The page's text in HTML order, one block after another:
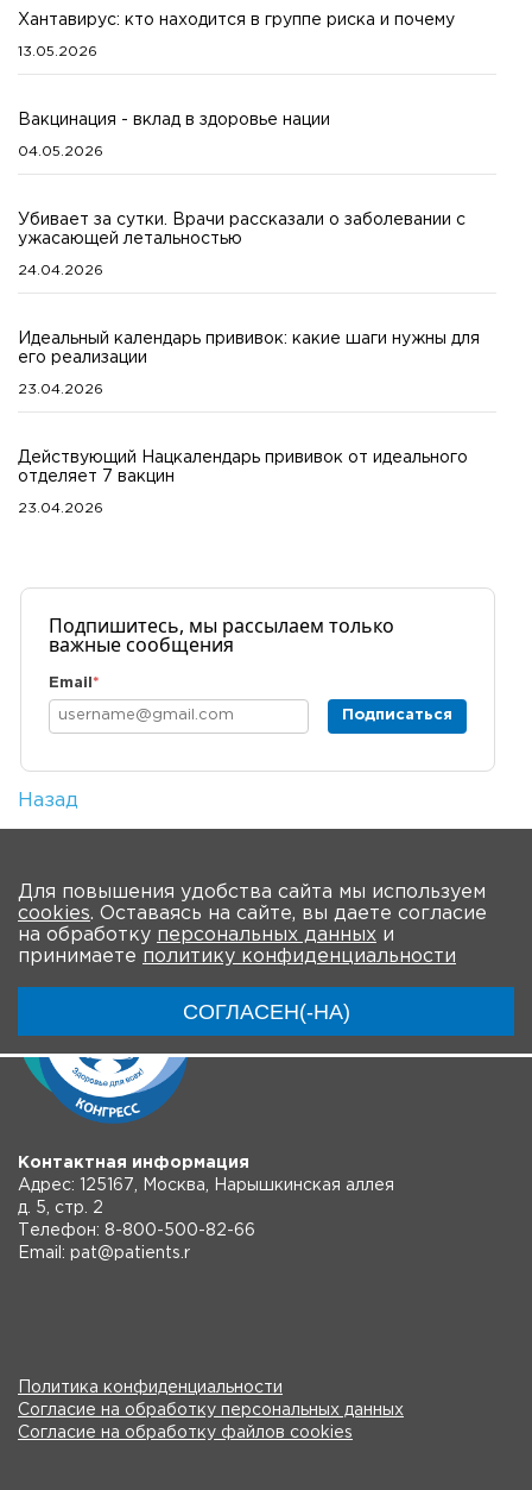
Хантавирус: кто находится в группе риска и почему
13.05.2026
Вакцинация - вклад в здоровье нации
04.05.2026
Убивает за сутки. Врачи рассказали о заболевании с
ужасающей летальностью
24.04.2026
Идеальный календарь прививок: какие шаги нужны для
его реализации
23.04.2026
Действующий Нацкалендарь прививок от идеального
отделяет 7 вакцин
23.04.2026
Подпишитесь, мы рассылаем только
важные сообщения
Email *
Подписаться
Назад
Для повышения удобства сайта мы используем
cookies. Оставаясь на сайте, вы даете согласие
на обработку персональных данных и
принимаете политику конфиденциальности
СОГЛАСЕН(-НА)
Контактная информация
Адрес: 125167, Москва, Нарышкинская аллея
д. 5, стр. 2
Телефон: 8-800-500-82-66
Email: pat@patients.r
Политика конфиденциальности
Согласие на обработку персональных данных
Согласие на обработку файлов cookies